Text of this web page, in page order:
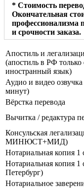
* Стоимость
Окончательная
профессионализма
и срочности заказа.
Апостиль и
(апостиль в РФ только
иностранный язык)
Аудио и видео
минут)
Вёрстка перевода
Вычитка / редактура
Консульская
МИНЮСТ+МИД)
Нотариальная копия 1
Нотариальная копия 1
Петербург)
Нотариальное